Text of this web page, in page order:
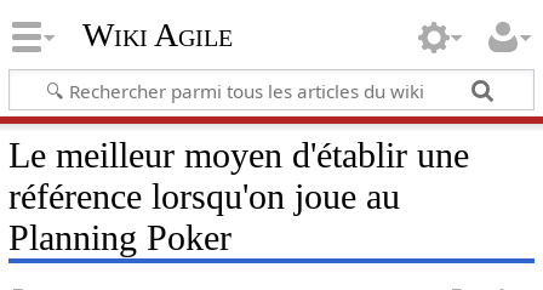
Wiki Agile
Le meilleur moyen d'établir une
référence lorsqu'on joue au
Planning Poker